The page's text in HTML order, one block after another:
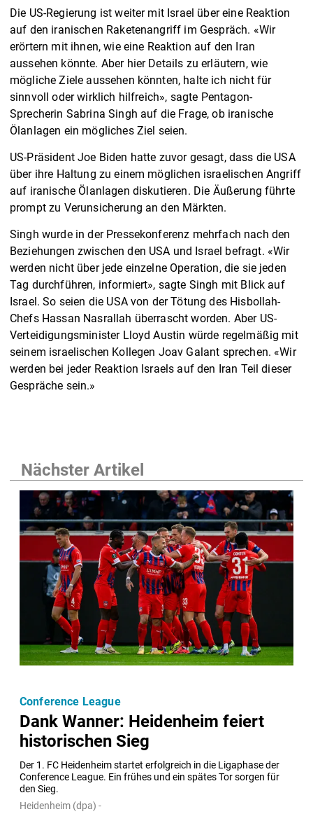
Die US-Regierung ist weiter mit Israel über eine Reaktion
auf den iranischen Raketenangriff im Gespräch. «Wir
erörtern mit ihnen, wie eine Reaktion auf den Iran
aussehen könnte. Aber hier Details zu erläutern, wie
mögliche Ziele aussehen könnten, halte ich nicht für
sinnvoll oder wirklich hilfreich», sagte Pentagon-
Sprecherin Sabrina Singh auf die Frage, ob iranische
Ölanlagen ein mögliches Ziel seien.
US-Präsident Joe Biden hatte zuvor gesagt, dass die USA
über ihre Haltung zu einem möglichen israelischen Angriff
auf iranische Ölanlagen diskutieren. Die Äußerung führte
prompt zu Verunsicherung an den Märkten.
Singh wurde in der Pressekonferenz mehrfach nach den
Beziehungen zwischen den USA und Israel befragt. «Wir
werden nicht über jede einzelne Operation, die sie jeden
Tag durchführen, informiert», sagte Singh mit Blick auf
Israel. So seien die USA von der Tötung des Hisbollah-
Chefs Hassan Nasrallah überrascht worden. Aber US-
Verteidigungsminister Lloyd Austin würde regelmäßig mit
seinem israelischen Kollegen Joav Galant sprechen. «Wir
werden bei jeder Reaktion Israels auf den Iran Teil dieser
Gespräche sein.»
Nächster Artikel
Dank Wanner: Heidenheim feiert
historischen Sieg
Der 1. FC Heidenheim startet erfolgreich in die Ligaphase der
Conference League. Ein frühes und ein spätes Tor sorgen für
den Sieg.
Conference League
Heidenheim (dpa) -